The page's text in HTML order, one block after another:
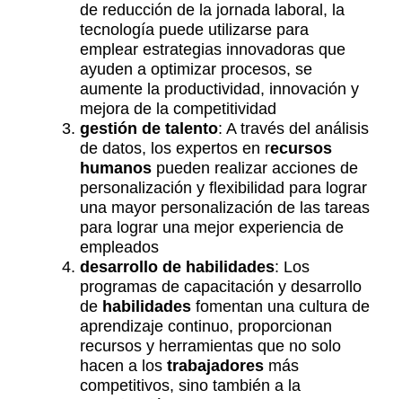
de reducción de la jornada laboral, la
tecnología puede utilizarse para
emplear estrategias innovadoras que
ayuden a optimizar procesos, se
aumente la productividad, innovación y
mejora de la competitividad
gestión de talento: A través del análisis
de datos, los expertos en recursos
humanos pueden realizar acciones de
personalización y flexibilidad para lograr
una mayor personalización de las tareas
para lograr una mejor experiencia de
empleados
desarrollo de habilidades: Los
programas de capacitación y desarrollo
de habilidades fomentan una cultura de
aprendizaje continuo, proporcionan
recursos y herramientas que no solo
hacen a los trabajadores más
competitivos, sino también a la